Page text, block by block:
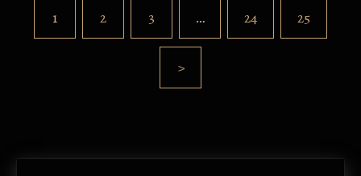
1 2 3 … 24 25
>